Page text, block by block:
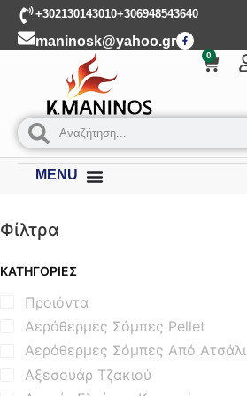
+302130143010+306948543640
maninosk@yahoo.gr
0
MENU
Φίλτρα
ΚΑΤΗΓΟΡΊΕΣ
Προιόντα
Αερόθερμες Σόμπες Pellet
Αερόθερμες Σόμπες Από Ατσάλι
Αξεσουάρ Τζακιού